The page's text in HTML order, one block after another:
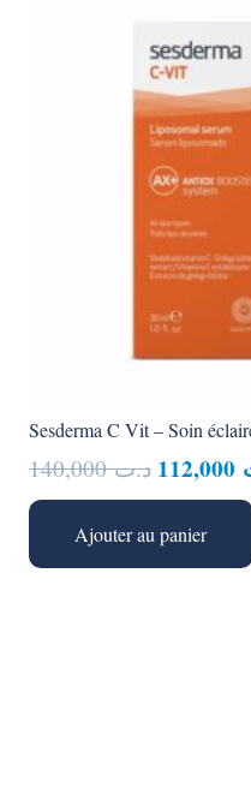
Sesderma C Vit – Soin
د.ت140,000
Le
prix
initial
était :
Ajouter au panier